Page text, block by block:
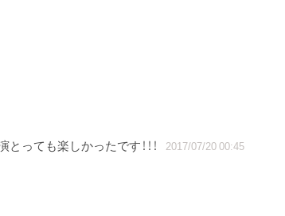
っても楽しかったです！！！ 2017/07/20 00:45